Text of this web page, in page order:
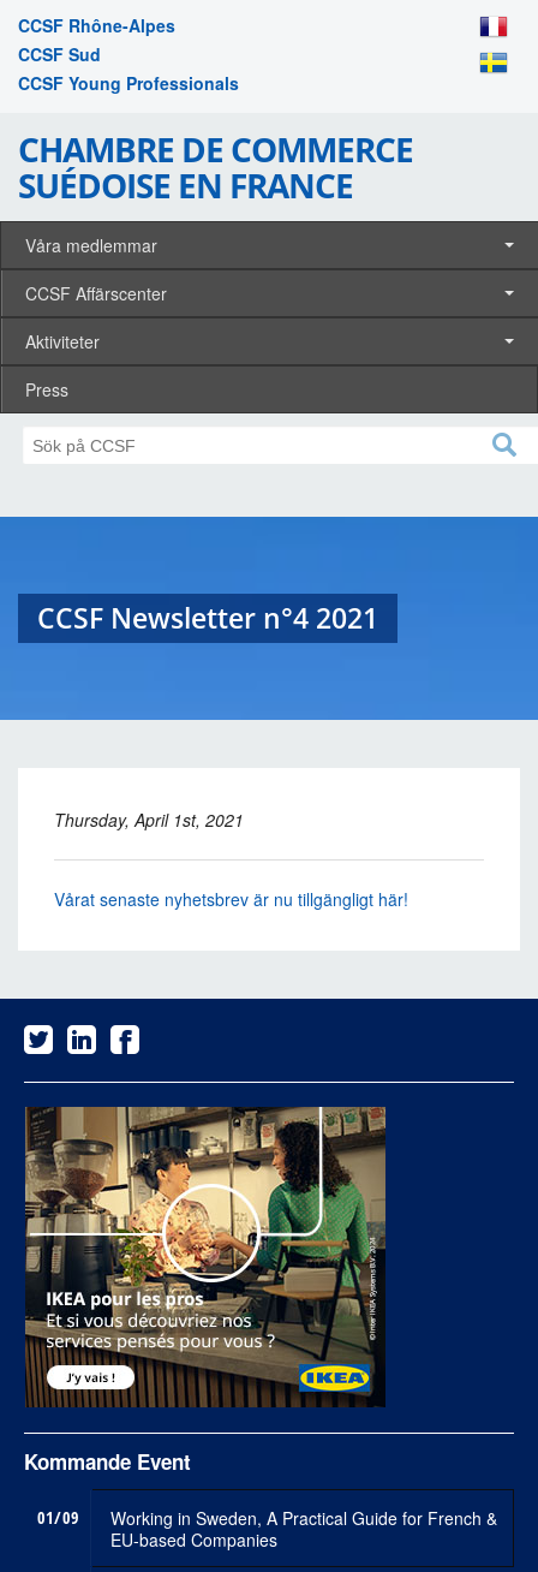
CCSF Rhône-Alpes
CCSF Sud
CCSF Young Professionals
CHAMBRE DE COMMERCE
SUÉDOISE EN FRANCE
Våra medlemmar
CCSF Affärscenter
Aktiviteter
Press
CCSF Newsletter n°4 2021
Thursday, April 1st, 2021
Vårat senaste nyhetsbrev är nu tillgängligt här!
Kommande Event
01/09
Working in Sweden, A Practical Guide for French &
EU-based Companies